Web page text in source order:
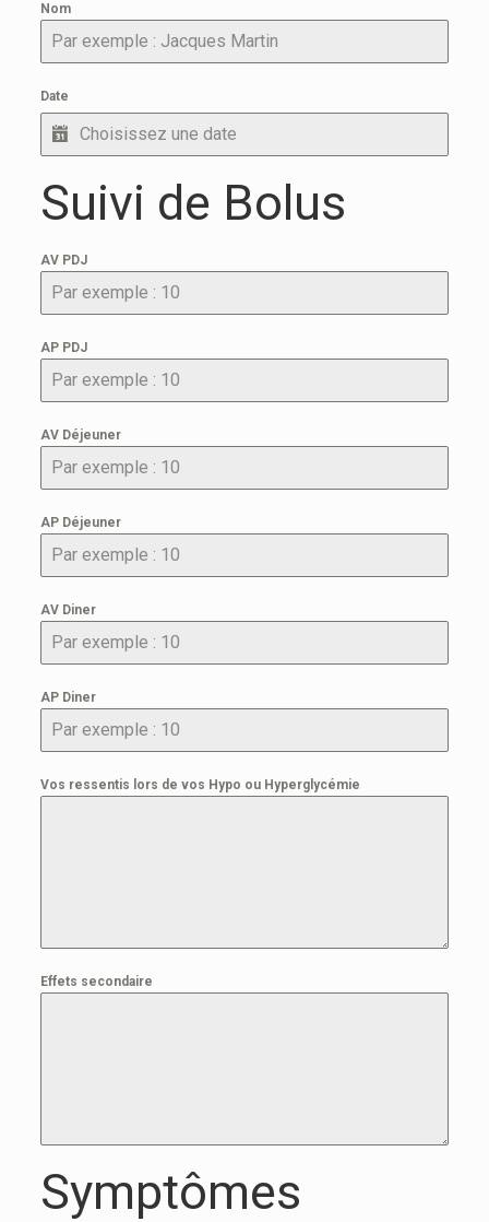
Nom
Date
Suivi de Bolus
AV PDJ
AP PDJ
AV Déjeuner
AP Déjeuner
AV Diner
AP Diner
Vos ressentis lors de vos Hypo ou Hyperglycémie
Effets secondaire
Symptômes